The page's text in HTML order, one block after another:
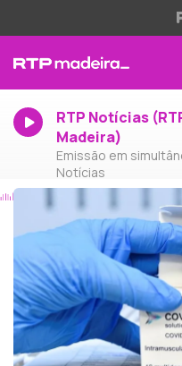
RTP Notícias
Madeira)
Emissão em
Notícias